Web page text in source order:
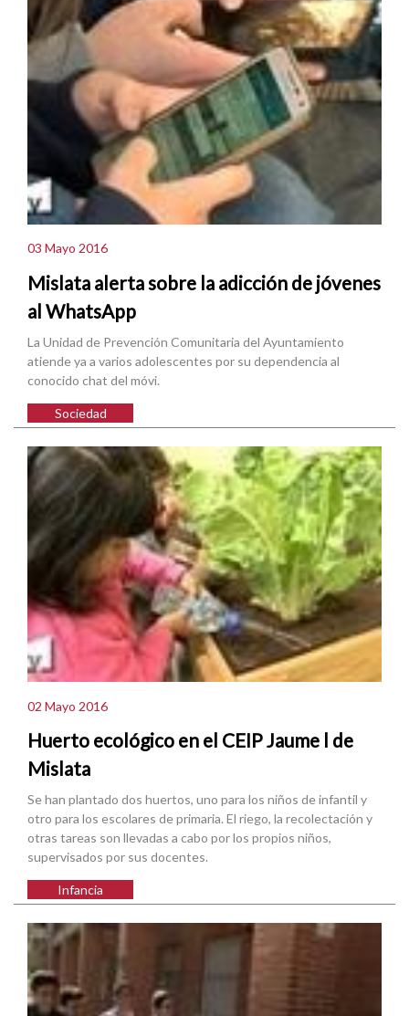
03 Mayo 2016
Mislata alerta sobre la adicción de jóvenes
al WhatsApp
La Unidad de Prevención Comunitaria del Ayuntamiento
atiende ya a varios adolescentes por su dependencia al
conocido chat del móvi.
Sociedad
02 Mayo 2016
Huerto ecológico en el CEIP Jaume l de
Mislata
Se han plantado dos huertos, uno para los niños de infantil y
otro para los escolares de primaria. El riego, la recolectación y
otras tareas son llevadas a cabo por los propios niños,
supervisados por sus docentes.
Infancia